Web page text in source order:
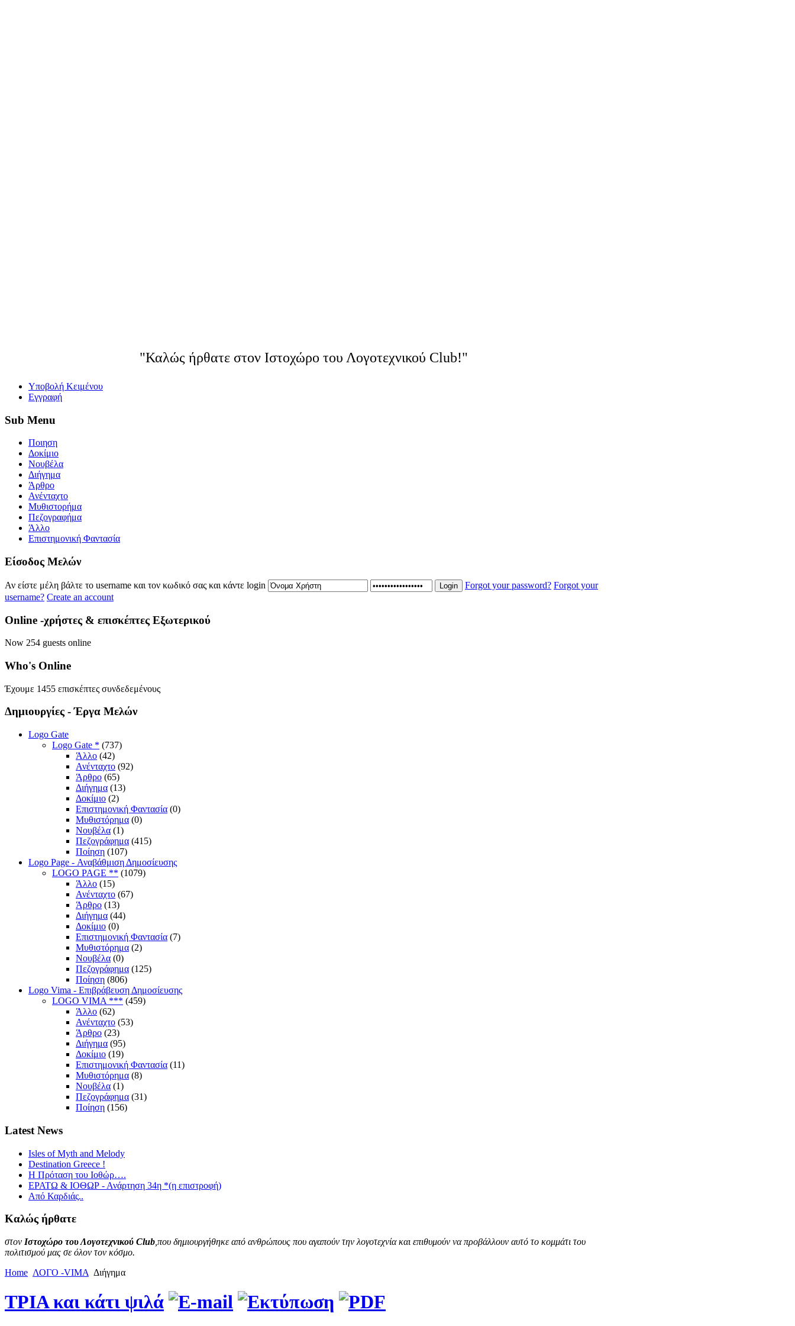
"Καλώς ήρθατε στον Ιστοχώρο του Λογοτεχνικού Club!"
Yποβολή Κειμένου
Εγγραφή
Sub Menu
Ποιηση
Δοκίμιο
Νουβέλα
Διήγημα
Άρθρο
Ανένταχτο
Μυθιστορήμα
Πεζογραφήμα
Άλλο
Επιστημονική Φαντασία
Eίσοδος Μελών
Αν είστε μέλη βάλτε το username και τον κωδικό σας και κάντε login Login Forgot your password? Forgot your
username? Create an account
Online -χρήστες & επισκέπτες Εξωτερικού
Now 254 guests online
Who's Online
Έχουμε 1455 επισκέπτες συνδεδεμένους
Δημιουργίες - Έργα Μελών
Logo Gate
Logo Gate * (737)
Άλλο (42)
Ανένταχτο (92)
Άρθρο (65)
Διήγημα (13)
Δοκίμιο (2)
Επιστημονική Φαντασία (0)
Μυθιστόρημα (0)
Νουβέλα (1)
Πεζογράφημα (415)
Ποίηση (107)
Logo Page - Αναβάθμιση Δημοσίευσης
LOGO PAGE ** (1079)
Άλλο (15)
Ανένταχτο (67)
Άρθρο (13)
Διήγημα (44)
Δοκίμιο (0)
Επιστημονική Φαντασία (7)
Μυθιστόρημα (2)
Νουβέλα (0)
Πεζογράφημα (125)
Ποίηση (806)
Logo Vima - Επιβράβευση Δημοσίευσης
LOGO VIMA *** (459)
Άλλο (62)
Ανένταχτο (53)
Άρθρο (23)
Διήγημα (95)
Δοκίμιο (19)
Επιστημονική Φαντασία (11)
Μυθιστόρημα (8)
Νουβέλα (1)
Πεζογράφημα (31)
Ποίηση (156)
Latest News
Isles of Myth and Melody
Destination Greece !
Η Πρόταση του Ιοθώρ….
ΕΡΑΤΩ & ΙΟΘΩΡ - Ανάρτηση 34η *(η επιστροφή)
Από Καρδιάς..
Καλώς ήρθατε
στον Ιστοχώρο του Λογοτεχνικού Club ,που δημιουργήθηκε από ανθρώπους που αγαπούν την λογοτεχνία και επιθυμούν να προβάλλουν αυτό το κομμάτι του
πολιτισμού μας σε όλον τον κόσμο.
Home ΛΟΓΟ -VIMA Διήγημα
ΤΡΙΑ και κάτι ψιλά